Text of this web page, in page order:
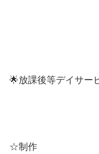
🌟放課後等デイサー
☆制作